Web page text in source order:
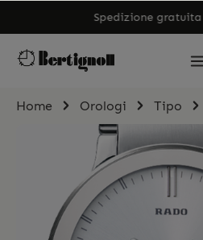
Spedizione gratuita
Home Orologi Tipo